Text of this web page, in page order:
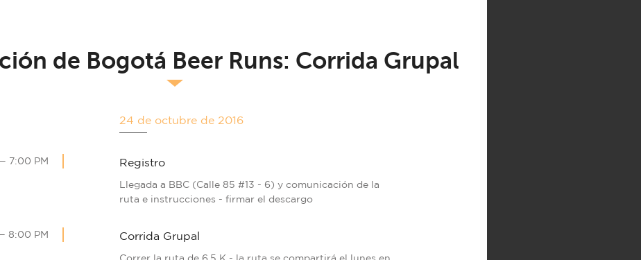
de Bogotá Beer Runs: Corrida Grupal
24 de octubre de 2016
7:00 PM Registro
Llegada a BBC (Calle 85 #13 - 6) y comunicación de la
ruta e instrucciones - firmar el descargo
8:00 PM Corrida Grupal